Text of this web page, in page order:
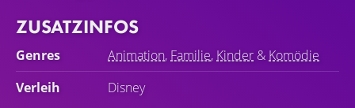
ZUSATZINFOS
Genres Animation, Familie, Kinder & Komödie
Verleih
Disney